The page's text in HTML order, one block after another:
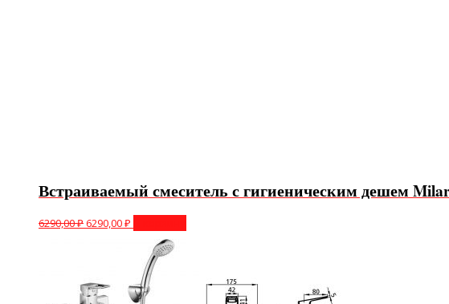
Встраиваемый смеситель с гигиеническим дешем
6290,00₽ 6290,00₽